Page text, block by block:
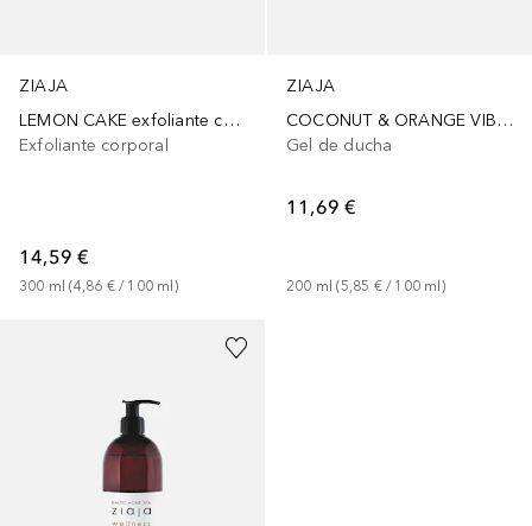
ZIAJA
LEMON CAKE exfoliante corporal de azúcar
Exfoliante corporal
14,59 €
300 ml (4,86 € / 100 ml )
ZIAJA
COCONUT & ORANGE VIBES
Gel de ducha
11,69 €
200 ml (5,85 € / 100 ml )